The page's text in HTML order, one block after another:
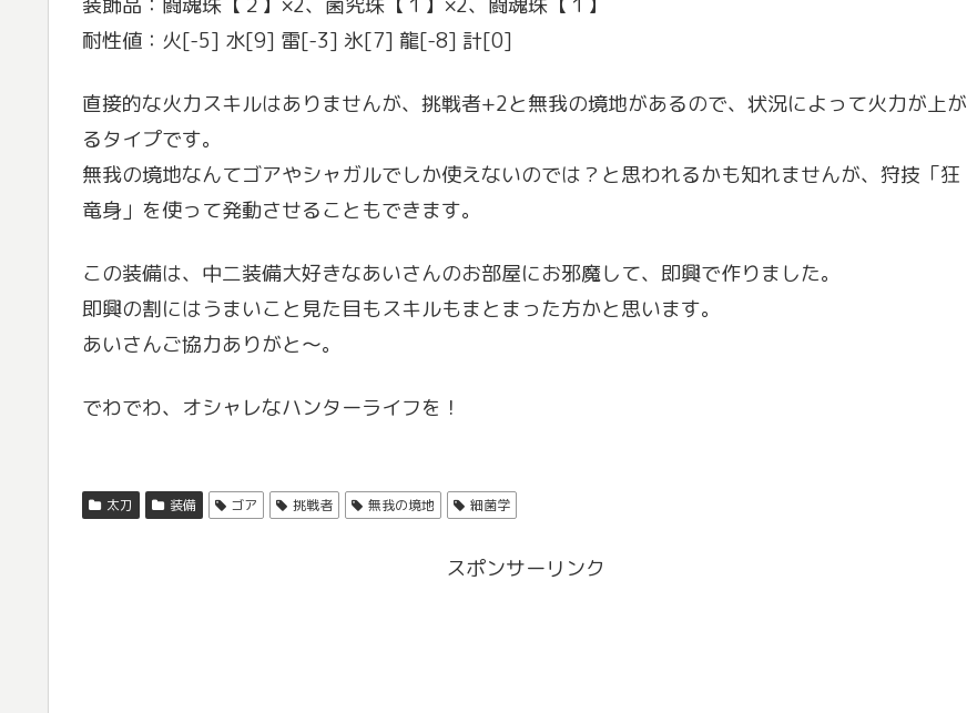
耐性値：火[-5] 水[9] 雷[-3] 氷[7] 龍[-8] 計[0]
直接的な火力スキルはありませんが、挑戦者+2と無我の境地があるので、状況によって火力が上が
るタイプです。
無我の境地なんてゴアやシャガルでしか使えないのでは？と思われるかも知れませんが、狩技「狂
竜身」を使って発動させることもできます。
この装備は、中二装備大好きなあいさんのお部屋にお邪魔して、即興で作りました。
即興の割にはうまいこと見た目もスキルもまとまった方かと思います。
あいさんご協力ありがと〜。
でわでわ、オシャレなハンターライフを！
太刀 装備 ゴア 挑戦者 無我の境地 細菌学
スポンサーリンク